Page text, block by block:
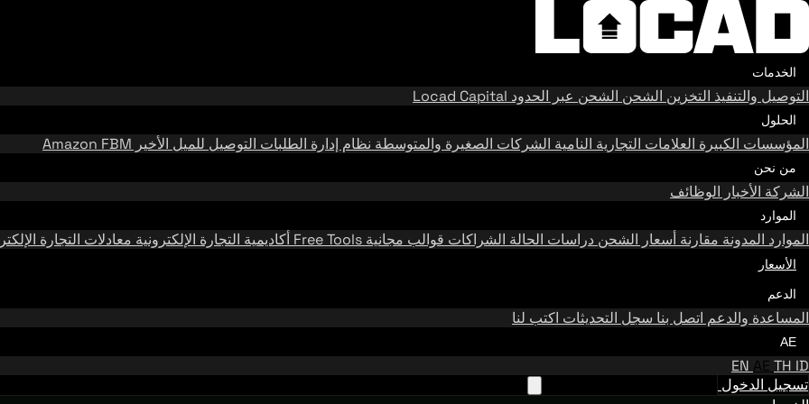
الخدمات
التوصيل والتنفيذ التخزين الشحن الشحن عبر الحدود Locad Capital
الحلول
المؤسسات الكبيرة العلامات التجارية النامية الشركات الصغيرة والمتوسطة نظام إدارة الطلبات التوصيل للميل الأخير Amazon FBM
من نحن
الشركة الأخبار الوظائف
الموارد
الموارد المدونة مقارنة أسعار الشحن دراسات الحالة الشراكات قوالب مجانية Free Tools أكاديمية التجارة الإلكترونية معادلات التجارة
الأسعار
الدعم
المساعدة والدعم اتصل بنا سجل التحديثات اكتب لنا
AE
EN AE TH ID
تسجيل الدخول